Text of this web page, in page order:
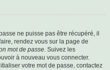
ne puisse pas être récupéré, il
rendez vous sur la page de
mot de passe. Suivez les
à nouveau vous connecter.
votre mot de passe, contactez